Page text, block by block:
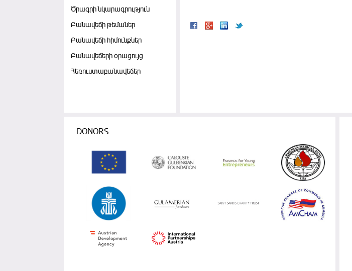
Ծրագրի նկարագրություն
Բանավեճի թեմաներ
Բանավեճի հիմունքներ
Բանավեճերի օրացույց
Հեռուստաբանավեճեր
DONORS